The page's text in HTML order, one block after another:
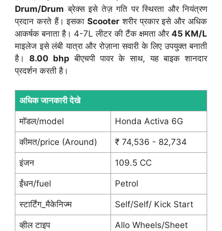
Drum/Drum ब्रेक्स इसे तेज़ गति पर स्थिरता और नियंत्रण
प्रदान करते हैं। इसकाScooter शरीर प्रकार इसे और अधिक
आकर्षक बनाता है। 4-7L लीटर की टैंक क्षमता और 45 KM/L
माइलेज इसे लंबी यात्रा और रोज़ाना सवारी के लिए उपयुक्त बनाती
है। 8.00 bhp बीएचपी पावर के साथ, यह बाइक शानदार
प्रदर्शन करती है।
अधिक जानकारी देखे
मॉडल/model Honda Activa 6G
कीमत/price (Around) ₹ 74,536 - 82,734
इंजन 109.5 CC
ईंधन/fuel Petrol
स्टार्टिंग_मैकेनिज्म Self/Self/ Kick Start
व्हील टाइप
Allo Wheels/Sheet